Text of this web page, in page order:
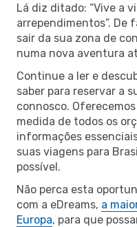
Lá diz ditado: “Vive a
arrependimentos”. De
sair da sua zona de
numa nova aventura
Continue a ler e
saber para reservar a
connosco.
medida de todos os
informações
suas viagens para
possível.
Não perca esta
com a eDreams, a
Europa, para que